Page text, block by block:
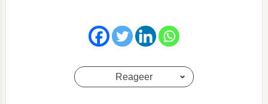
Reageer